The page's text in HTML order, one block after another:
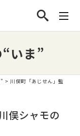
いま”
> 川俣町「あじせん」監
俣シャモの